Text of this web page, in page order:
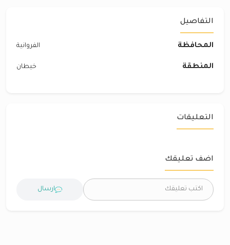
التفاصيل
المحافظة الفروانية
المنطقة خيطان
التعليقات
اضف تعليقك
ارسال